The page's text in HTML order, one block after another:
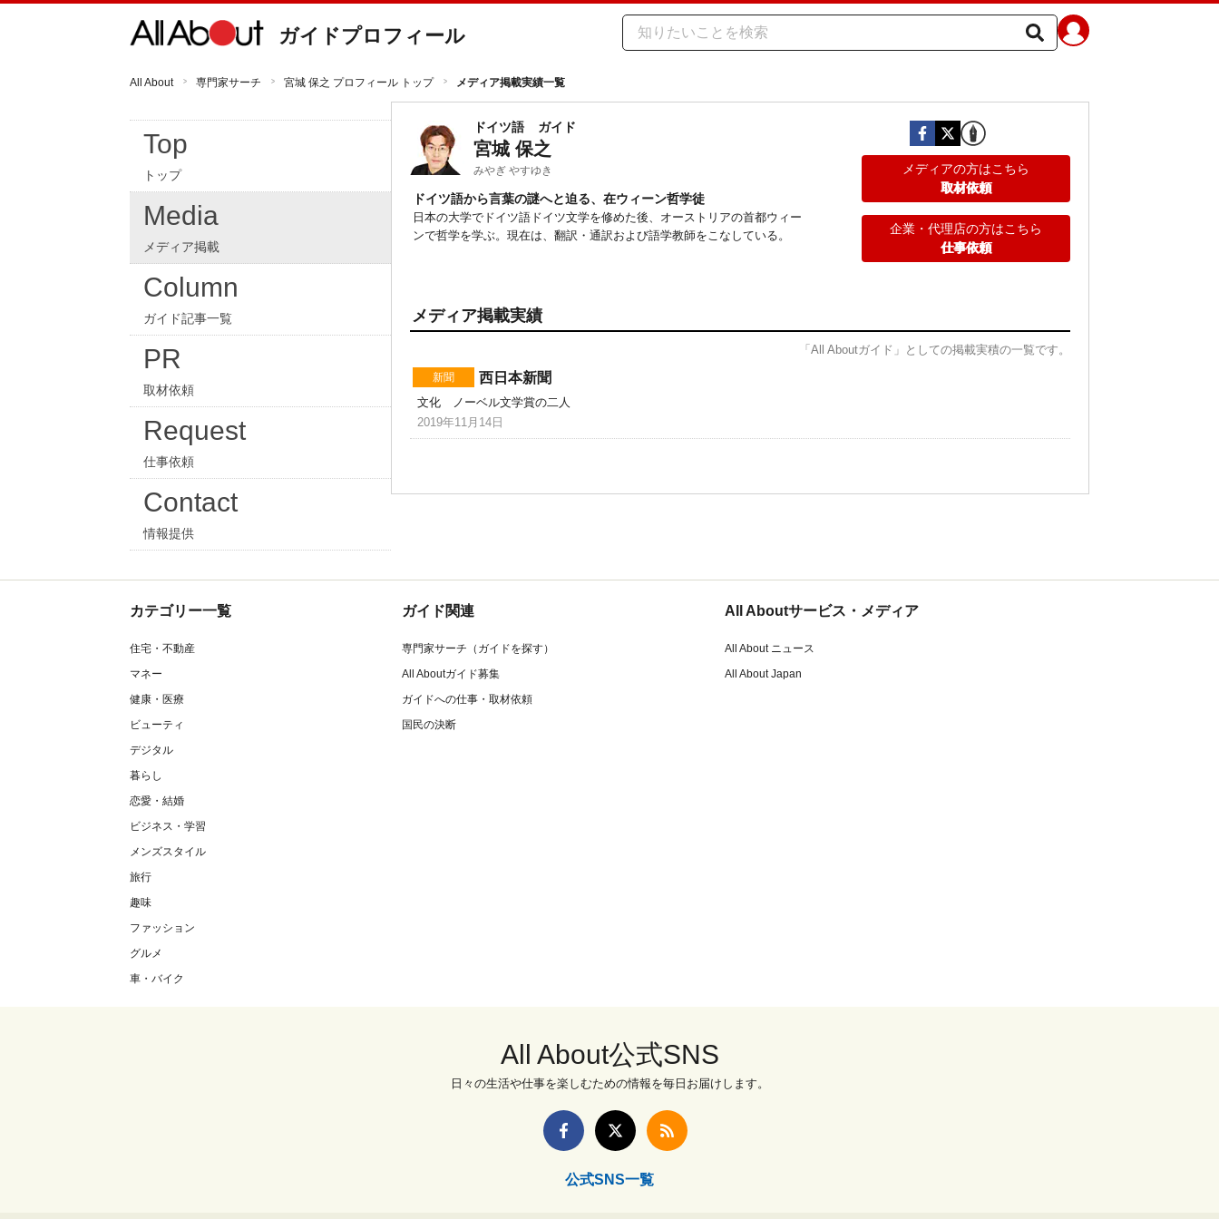
ガイドプロフィール
All About 専門家サーチ 宮城 保之 プロフィール トップ メディア掲載実績一覧
Top
トップ
Media
メディア掲載
Column
ガイド記事一覧
PR
取材依頼
Request
仕事依頼
Contact
情報提供
ドイツ語 ガイド
宮城 保之
みやぎ やすゆき
ドイツ語から言葉の謎へと迫る、在ウィーン哲学徒
日本の大学でドイツ語ドイツ文学を修めた後、オーストリアの首都ウィー
ンで哲学を学ぶ。現在は、翻訳・通訳および語学教師をこなしている。
メディアの方はこちら
取材依頼
企業・代理店の方はこちら
仕事依頼
メディア掲載実績
「All Aboutガイド」としての掲載実積の一覧です。
新聞 西日本新聞
文化 ノーベル文学賞の二人
2019年11月14日
カテゴリー一覧
住宅・不動産
マネー
健康・医療
ビューティ
デジタル
暮らし
恋愛・結婚
ビジネス・学習
メンズスタイル
旅行
趣味
ファッション
グルメ
車・バイク
ガイド関連
専門家サーチ（ガイドを探す）
All Aboutガイド募集
ガイドへの仕事・取材依頼
国民の決断
All Aboutサービス・メディア
All About ニュース
All About Japan
All About公式SNS
日々の生活や仕事を楽しむための情報を毎日お届けします。
公式SNS一覧